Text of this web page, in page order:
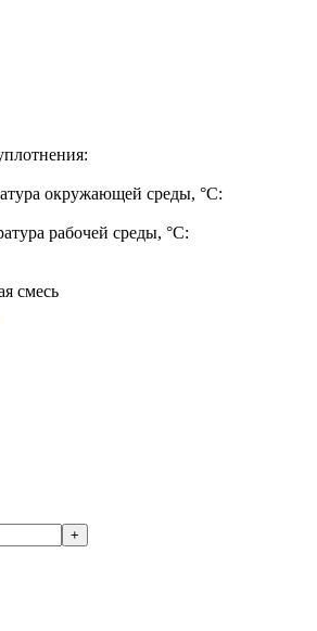
окружающей среды, °C:
рабочей среды, °C:
смесь
+